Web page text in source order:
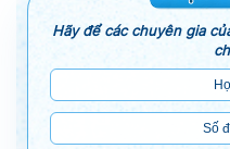
Hãy để các chuyên gia